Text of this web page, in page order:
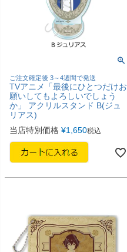
ご注文確定後 3～4週間で発送
TVアニメ「最後にひとつだけお
願いしてもよろしいでしょう
か」 アクリルスタンド B(ジュ
リアス)
当店特別価格 ¥1,650税込